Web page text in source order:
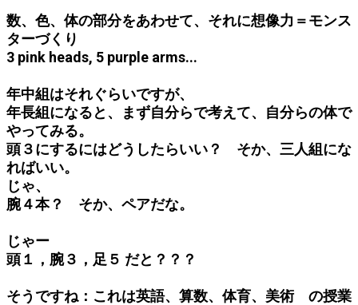
数、色、体の部分をあわせて、それに想像力＝モンス
ターづくり
3 pink heads, 5 purple arms...
年中組はそれぐらいですが、
年長組になると、まず自分らで考えて、自分らの体で
やってみる。
頭３にするにはどうしたらいい？ そか、三人組にな
ればいい。
じゃ、
腕４本？ そか、ペアだな。
じゃー
頭１，腕３，足５ だと？？？
そうですね：これは英語、算数、体育、美術 の授業